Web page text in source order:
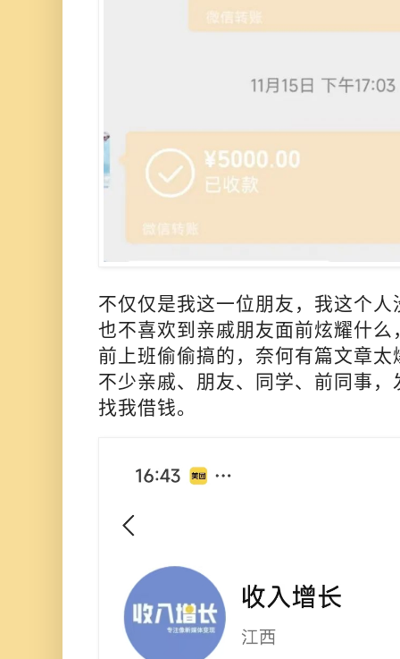
不仅仅是我这一位朋友， 我这个人
也不喜欢到亲戚朋友面前炫耀什
前上班偷偷搞的，奈何有篇文章
不少亲戚、朋友、同学、前同事
找我借钱。